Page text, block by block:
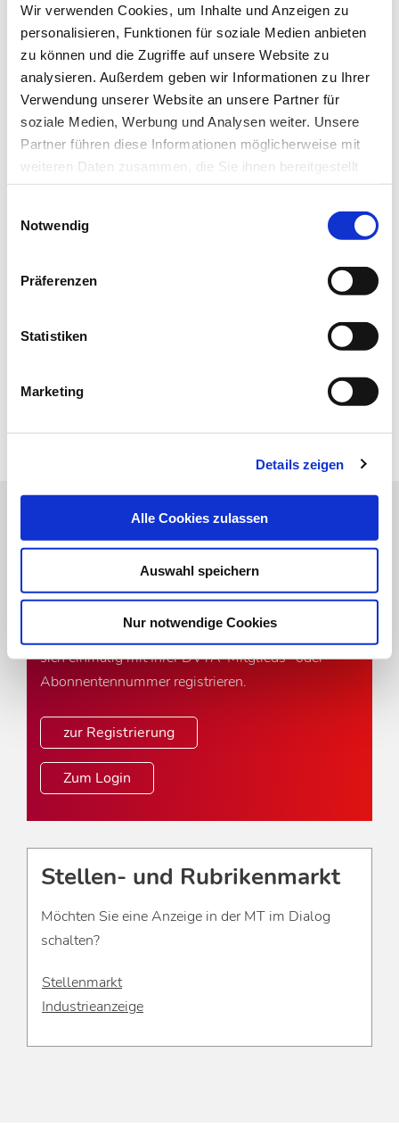
Wir verwenden Cookies, um Inhalte und Anzeigen zu
personalisieren, Funktionen für soziale Medien anbieten
zu können und die Zugriffe auf unsere Website zu
analysieren. Außerdem geben wir Informationen zu Ihrer
Verwendung unserer Website an unsere Partner für
soziale Medien, Werbung und Analysen weiter. Unsere
Partner führen diese Informationen möglicherweise mit
weiteren Daten zusammen, die Sie ihnen bereitgestellt
haben oder die sie im Rahmen Ihrer Nutzung der Dienste
Notwendig
Präferenzen
Statistiken
Marketing
Details zeigen
Alle Cookies zulassen
Auswahl speichern
Nur notwendige Cookies
Newsletter­anmeldung
Bleiben Sie auf dem Laufenden. Der MT-Dialog-
Newsletter informiert Sie jede Woche kostenfrei
über die wichtigsten Branchen-News, aktuelle
Themen und die neusten Stellenangebote.
E-Mail-Adresse
* Pflichtfeld
Online-Angebot der MT im
uneingeschränkt nutzen zu können, müssen Sie
sich einmalig mit Ihrer DVTA-Mitglieds- oder
Abonnentennummer registrieren.
zur Registrierung
Zum Login
Stellen- und Rubrikenmarkt
Möchten Sie eine Anzeige in der MT im Dialog
schalten?
Stellenmarkt
Industrieanzeige